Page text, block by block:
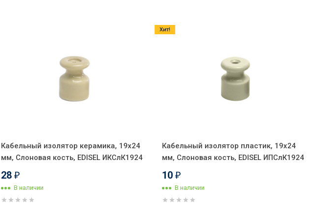
Кабельный изолятор керамика, 19х24
мм, Слоновая кость, EDISEL ИКСлК1924
28 ₽
В наличии
Кабельный изолятор пластик, 19х24
мм, Слоновая кость, EDISEL ИПСлК1924
10 ₽
В наличии
Хит!